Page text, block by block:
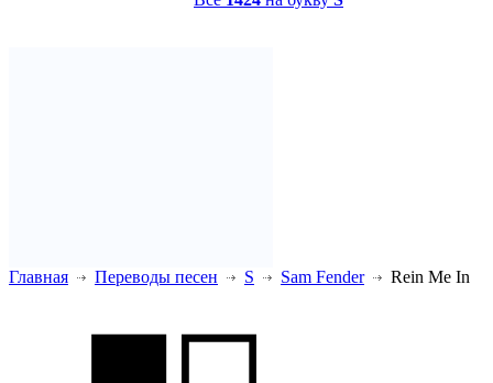
Главная Переводы песен S Sam Fender Rein Me In